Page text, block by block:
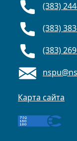
(383)
(383)
(383)
Карта сайта